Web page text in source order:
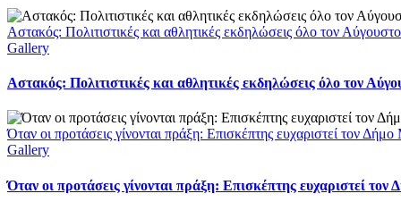
Αστακός: Πολιτιστικές και αθλητικές εκδηλώσεις όλο τον
Gallery
Αστακός: Πολιτιστικές και αθλητικές εκδηλώσεις όλο τον
Όταν οι προτάσεις γίνονται πράξη: Επισκέπτης ευχαριστεί τον
Gallery
Όταν οι προτάσεις γίνονται πράξη: Επισκέπτης ευχαριστεί